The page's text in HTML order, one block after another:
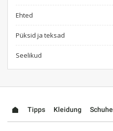
Ehted
Püksid ja teksad
Seelikud
Tipps Kleidung Schuhe